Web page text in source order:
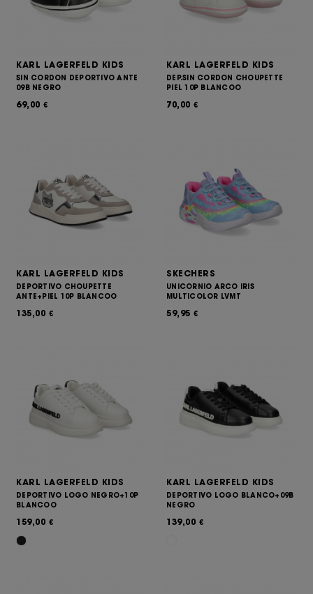
KARL LAGERFELD KIDS
SIN CORDON DEPORTIVO ANTE
09B NEGRO
69,00 €
KARL LAGERFELD KIDS
DEP.SIN CORDON CHOUPETTE
PIEL 10P BLANCOO
70,00 €
KARL LAGERFELD KIDS
DEPORTIVO CHOUPETTE
ANTE+PIEL 10P BLANCOO
135,00 €
SKECHERS
UNICORNIO ARCO IRIS
MULTICOLOR LVMT
59,95 €
KARL LAGERFELD KIDS
DEPORTIVO LOGO NEGRO+10P
BLANCOO
159,00 €
KARL LAGERFELD KIDS
DEPORTIVO LOGO BLANCO+09B
NEGRO
139,00 €